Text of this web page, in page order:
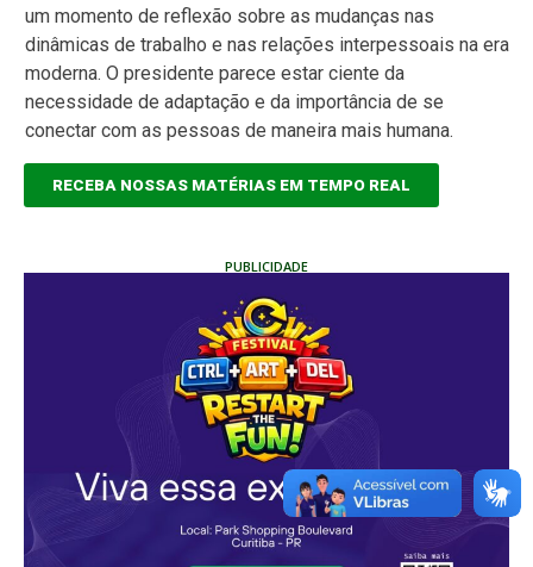
um momento de reflexão sobre as mudanças nas
dinâmicas de trabalho e nas relações interpessoais na era
moderna. O presidente parece estar ciente da
necessidade de adaptação e da importância de se
conectar com as pessoas de maneira mais humana.
RECEBA NOSSAS MATÉRIAS EM TEMPO REAL
PUBLICIDADE